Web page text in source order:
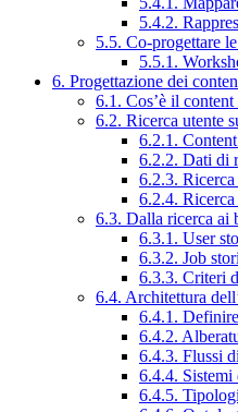
5.4.2.
5.5. Co-progettare
5.5.1.
6. Progettazione dei
6.1. Cos’è il content
6.2. Ricerca utente
6.2.1.
6.2.2. Dati di
6.2.3.
6.2.4.
6.3. Dalla ricerca ai
6.3.1. User
6.3.2. Job
6.3.3. Criteri
6.4. Architettura
6.4.1.
6.4.2.
6.4.3. Flussi
6.4.4.
6.4.5.